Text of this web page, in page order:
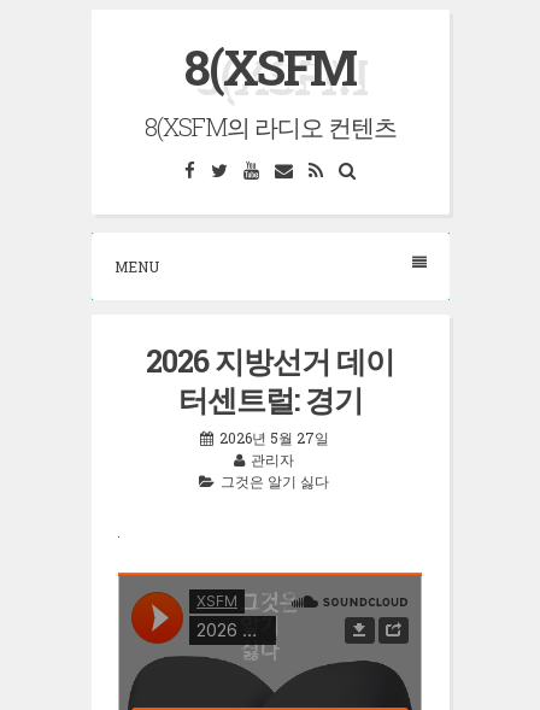
8(XSFM
8(XSFM의 라디오 컨텐츠
FacebookTwitterYouTube
Email RSS
MENU
2026 지방선거 데이
터센트럴: 경기
2026년 5월 27일
관리자
그것은 알기 싫다